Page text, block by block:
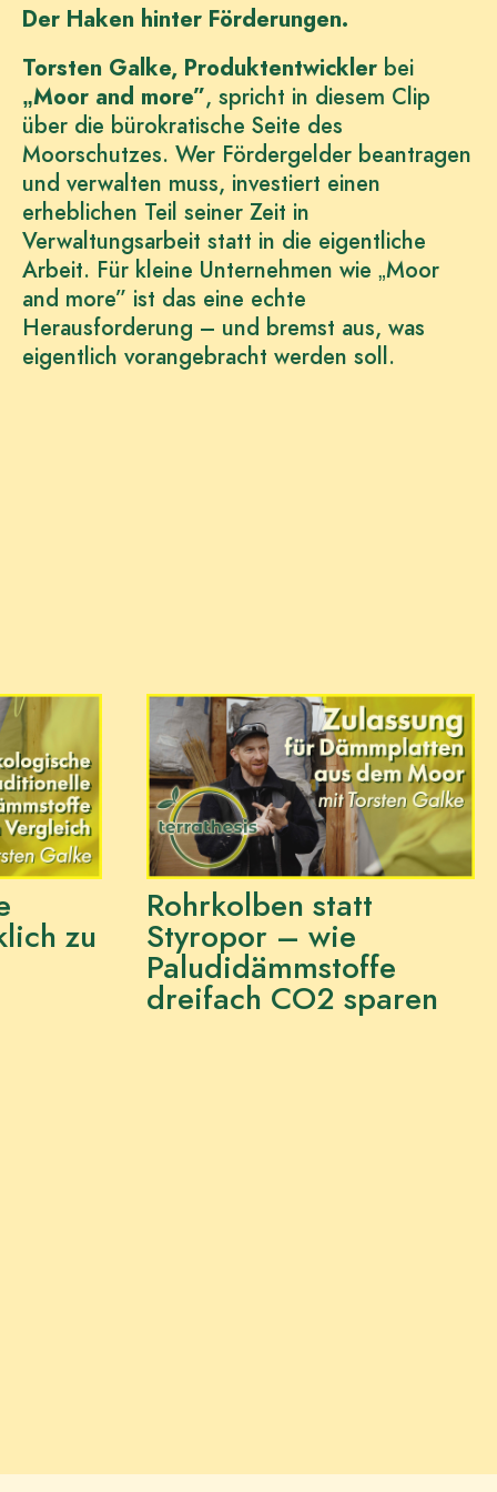
Der Haken hinter Förderungen.
Torsten Galke, Produktentwickler bei
„Moor and more”, spricht in diesem Clip
über die bürokratische Seite des
Moorschutzes. Wer Fördergelder beantragen
und verwalten muss, investiert einen
erheblichen Teil seiner Zeit in
Verwaltungsarbeit statt in die eigentliche
Arbeit. Für kleine Unternehmen wie „Moor
and more” ist das eine echte
Herausforderung – und bremst aus, was
eigentlich vorangebracht werden soll.
zu
Rohrkolben statt
Styropor – wie
Paludidämmstoffe
dreifach CO2 sparen